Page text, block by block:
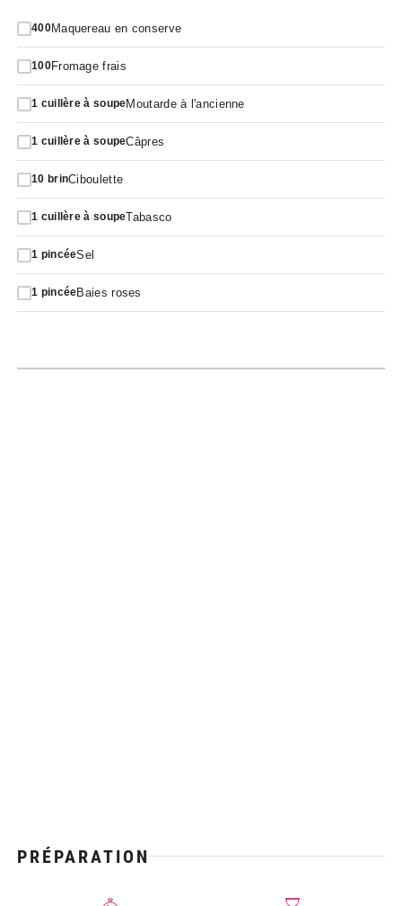
400Maquereau en conserve
100Fromage frais
1 cuillère à soupeMoutarde à l'ancienne
1 cuillère à soupeCâpres
10 brinCiboulette
1 cuillère à soupeTabasco
1 pincéeSel
1 pincéeBaies roses
PRÉPARATION